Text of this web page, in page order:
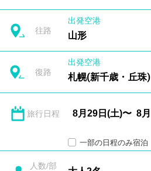
往路
出発空港
山形
復路
出発空港
札幌(新千歳・丘珠)
旅行日程
一部の日程のみ宿泊
人数/部